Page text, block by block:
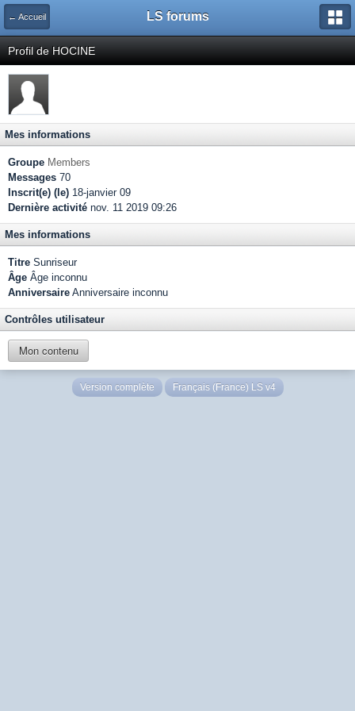
← Accueil LS forums
Profil de HOCINE
Mes informations
Groupe Members
Messages 70
Inscrit(e) (le) 18-janvier 09
Dernière activité nov. 11 2019 09:26
Mes informations
Titre Sunriseur
Âge Âge inconnu
Anniversaire Anniversaire inconnu
Contrôles utilisateur
Mon contenu
Version complète Français (France) LS v4